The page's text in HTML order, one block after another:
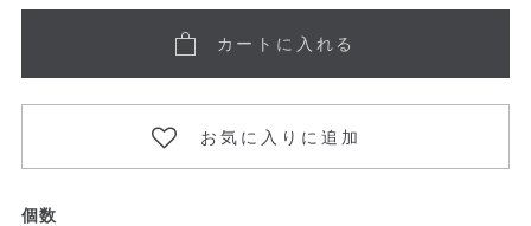
カートに入れる
お気に入りに追加
個数